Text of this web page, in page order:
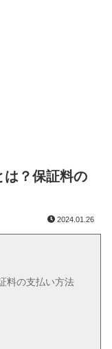
は？保証料の
2024.01.26
料の支払い方法